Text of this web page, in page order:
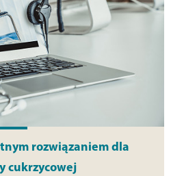
rozwiązaniem dla
cukrzycowej